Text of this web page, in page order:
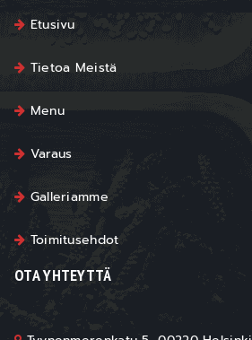
Etusivu
Tietoa Meistä
Menu
Varaus
Galleriamme
Toimitusehdot
OTA YHTEYTTÄ